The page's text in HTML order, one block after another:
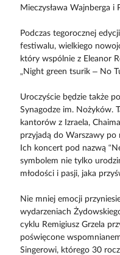
Mieczysława Wajnberga i
Podczas tegorocznej
festiwalu, wielkiego
który wspólnie z Eleanor
„Night green tsurik – No
Uroczyście będzie także
Synagodze im. Nożyków.
kantorów z Izraela,
przyjadą do Warszawy po
Ich koncert pod nazwą
symbolem nie tylko
młodości i pasji, jaka
Nie mniej emocji
wydarzeniach
cyklu Remigiusz Grzela
poświęcone
Singerowi, którego 30